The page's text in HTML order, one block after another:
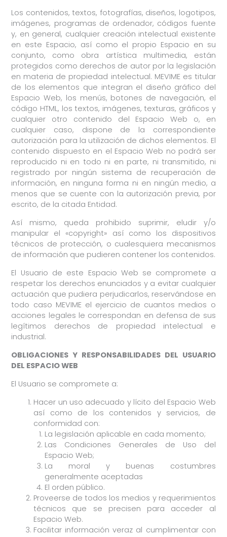
Los contenidos, textos, fotografías, diseños, logotipos,
imágenes, programas de ordenador, códigos fuente
y, en general, cualquier creación intelectual existente
en este Espacio, así como el propio Espacio en su
conjunto, como obra artística multimedia, están
protegidos como derechos de autor por la legislación
en materia de propiedad intelectual. MEVIME es titular
de los elementos que integran el diseño gráfico del
Espacio Web, los menús, botones de navegación, el
código HTML, los textos, imágenes, texturas, gráficos y
cualquier otro contenido del Espacio Web o, en
cualquier caso, dispone de la correspondiente
autorización para la utilización de dichos elementos. El
contenido dispuesto en el Espacio Web no podrá ser
reproducido ni en todo ni en parte, ni transmitido, ni
registrado por ningún sistema de recuperación de
información, en ninguna forma ni en ningún medio, a
menos que se cuente con la autorización previa, por
escrito, de la citada Entidad.
Así mismo, queda prohibido suprimir, eludir y/o
manipular el «copyright» así como los dispositivos
técnicos de protección, o cualesquiera mecanismos
de información que pudieren contener los contenidos.
El Usuario de este Espacio Web se compromete a
respetar los derechos enunciados y a evitar cualquier
actuación que pudiera perjudicarlos, reservándose en
todo caso MEVIME el ejercicio de cuantos medios o
acciones legales le correspondan en defensa de sus
legítimos derechos de propiedad intelectual e
industrial.
OBLIGACIONES Y RESPONSABILIDADES DEL USUARIO
DEL ESPACIO WEB
El Usuario se compromete a:
Hacer un uso adecuado y lícito del Espacio Web
así como de los contenidos y servicios, de
conformidad con:
La legislación aplicable en cada momento;
Las Condiciones Generales de Uso del
Espacio Web;
La moral y buenas costumbres
generalmente aceptadas
El orden público.
Proveerse de todos los medios y requerimientos
técnicos que se precisen para acceder al
Espacio Web.
Facilitar información veraz al cumplimentar con